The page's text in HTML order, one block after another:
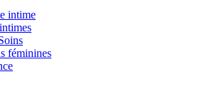
intime
féminines